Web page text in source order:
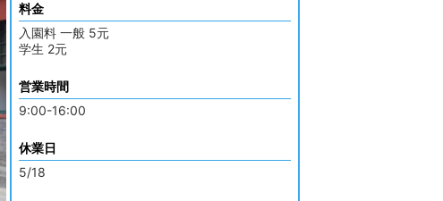
料金
入園料 一般 5元
学生 2元
営業時間
9:00-16:00
休業日
5/18